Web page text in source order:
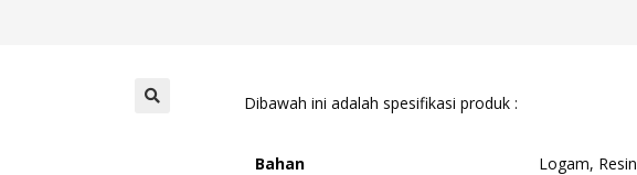
Dibawah ini adalah spesifikasi produk :
Bahan Logam, Resin